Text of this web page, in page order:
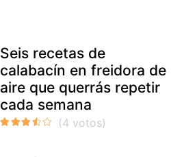
Seis recetas de
calabacín en freidora de
aire que querrás repetir
cada semana